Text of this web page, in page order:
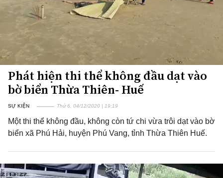
Phát hiện thi thể không đầu dạt vào
bờ biển Thừa Thiên- Huế
SỰ KIỆN Thứ 6, 04/12/2020 | 19:19
Một thi thể không đầu, không còn tứ chi vừa trôi dạt vào bờ
biển xã Phú Hải, huyện Phú Vang, tỉnh Thừa Thiên Huế.